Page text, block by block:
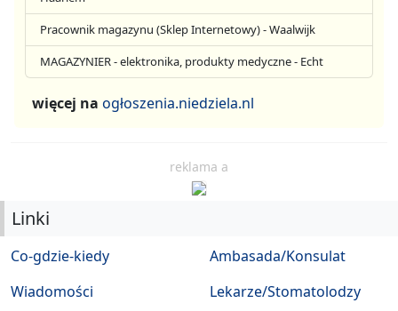
Pracownik magazynu (Sklep Internetowy) - Waalwijk
MAGAZYNIER - elektronika, produkty medyczne - Echt
więcej na ogłoszenia.niedziela.nl
reklama a
Linki
Co-gdzie-kiedy
Wiadomości
Ambasada/Konsulat
Lekarze/Stomatolodzy